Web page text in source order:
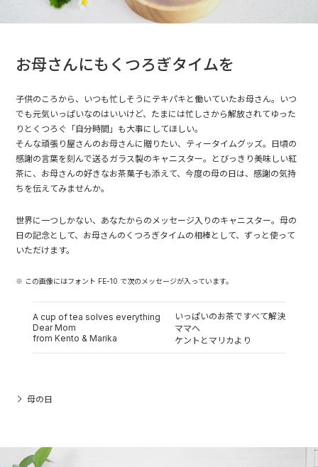
お母さんにもくつろぎタイムを
子供のころから、いつも忙しそうにテキパキと働いていたお母さん。いつ
でも元気いっぱいなのはいいけど、たまには忙しさから解放されてゆった
りとくつろぐ「自分時間」も大事にしてほしい。
そんな頑張り屋さんのお母さんに贈りたい、ティータイムグッズ。日頃の
感謝の言葉を刻んで送るガラス製のキャニスター。とびっきり美味しい紅
茶に、お母さんの好きなお茶菓子も添えて、今度の母の日は、感謝の気持
ちを伝えてみませんか。
世界に一つしかない、あなたからのメッセージ入りのキャニスター。母の
日の記念として、お母さんのくつろぎタイムの相棒として、ずっと使って
いただけます。
※ この画像にはフォント FE-10 で次のメッセージが入っています。
A cup of tea solves everything
Dear Mom
from Kento & Marika
いっぱいのお茶ですべて解決
ママへ
ケントとマリカより
母の日